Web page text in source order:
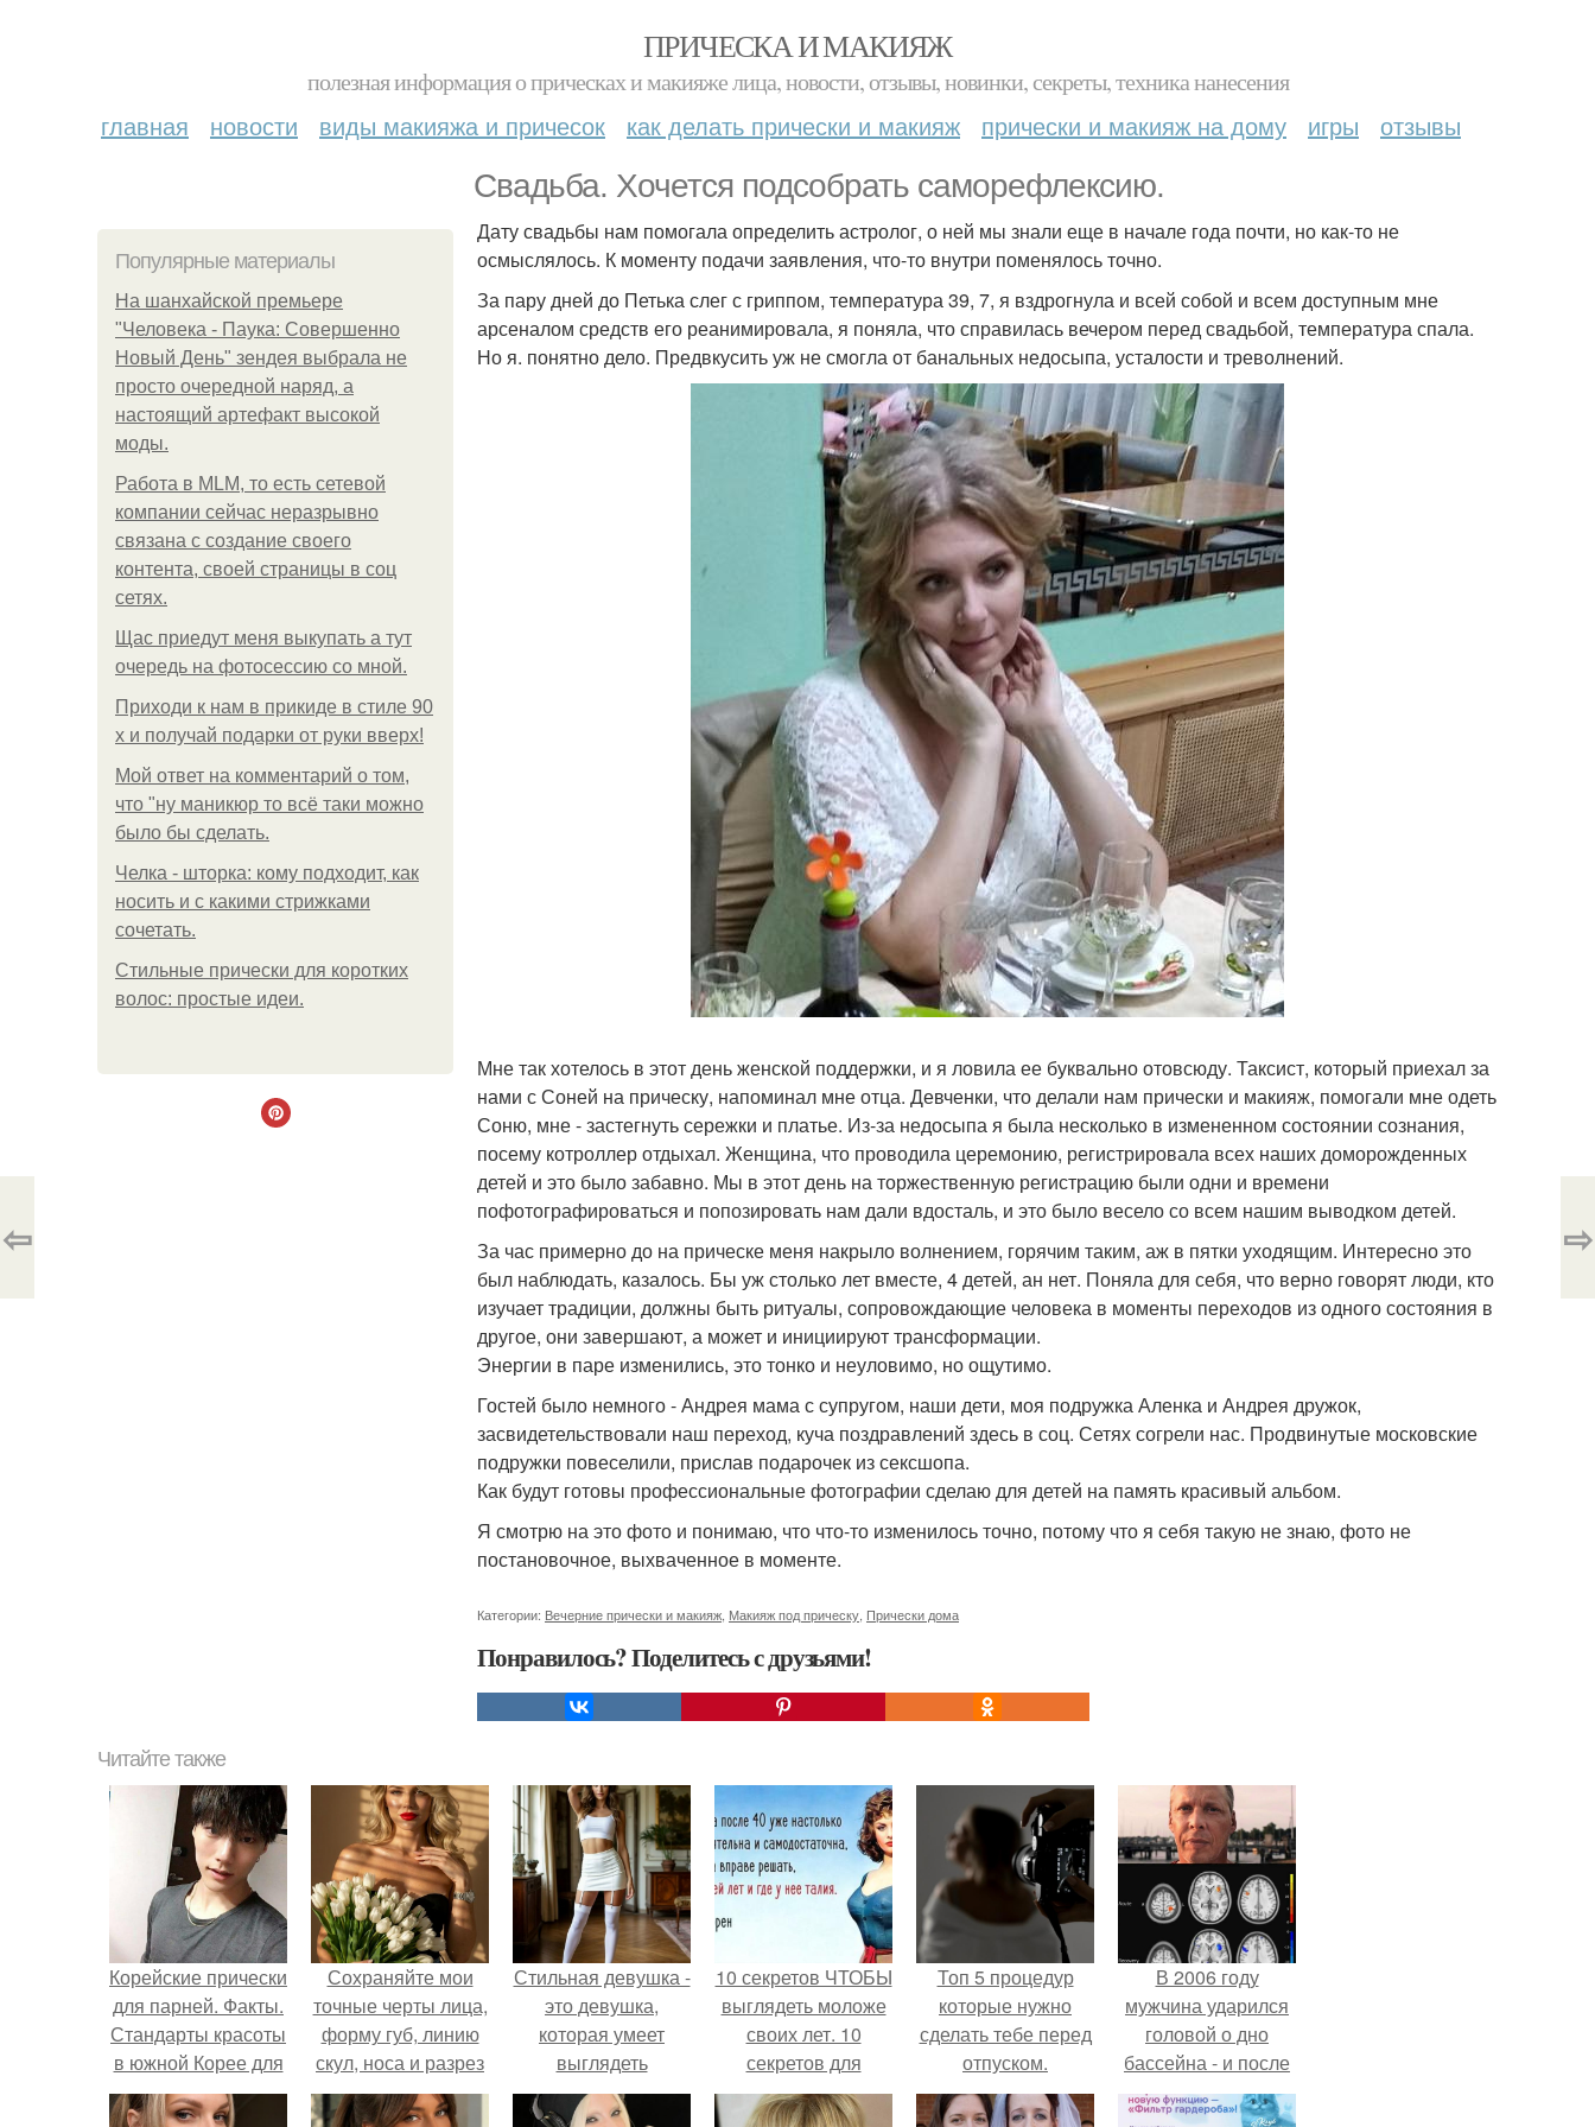
ПРИЧЕСКА И МАКИЯЖ
полезная информация о прическах и макияже лица, новости, отзывы, новинки, секреты, техника нанесения
главная новости виды макияжа и причесок как делать прически и макияж прически и макияж на дому игры отзывы
Свадьба. Хочется подсобрать саморефлексию.
Популярные материалы
На шанхайской премьере
"Человека - Паука: Совершенно
Новый День" зендея выбрала не
просто очередной наряд, а
настоящий артефакт высокой
моды.
Работа в MLM, то есть сетевой
компании сейчас неразрывно
связана с создание своего
контента, своей страницы в соц
сетях.
Щас приедут меня выкупать а тут
очередь на фотосессию со мной.
Приходи к нам в прикиде в стиле 90
х и получай подарки от руки вверх!
Мой ответ на комментарий о том,
что "ну маникюр то всё таки можно
было бы сделать.
Челка - шторка: кому подходит, как
носить и с какими стрижками
сочетать.
Стильные прически для коротких
волос: простые идеи.
Дату свадьбы нам помогала определить астролог, о ней мы знали еще в начале года почти, но как-то не
осмыслялось. К моменту подачи заявления, что-то внутри поменялось точно.
За пару дней до Петька слег с гриппом, температура 39, 7, я вздрогнула и всей собой и всем доступным мне
арсеналом средств его реанимировала, я поняла, что справилась вечером перед свадьбой, температура спала.
Но я. понятно дело. Предвкусить уж не смогла от банальных недосыпа, усталости и треволнений.
Мне так хотелось в этот день женской поддержки, и я ловила ее буквально отовсюду. Таксист, который приехал за
нами с Соней на прическу, напоминал мне отца. Девченки, что делали нам прически и макияж, помогали мне одеть
Соню, мне - застегнуть сережки и платье. Из-за недосыпа я была несколько в измененном состоянии сознания,
посему котроллер отдыхал. Женщина, что проводила церемонию, регистрировала всех наших доморожденных
детей и это было забавно. Мы в этот день на торжественную регистрацию были одни и времени
пофотографироваться и попозировать нам дали вдосталь, и это было весело со всем нашим выводком детей.
За час примерно до на прическе меня накрыло волнением, горячим таким, аж в пятки уходящим. Интересно это
был наблюдать, казалось. Бы уж столько лет вместе, 4 детей, ан нет. Поняла для себя, что верно говорят люди, кто
изучает традиции, должны быть ритуалы, сопровождающие человека в моменты переходов из одного состояния в
другое, они завершают, а может и инициируют трансформации.
Энергии в паре изменились, это тонко и неуловимо, но ощутимо.
Гостей было немного - Андрея мама с супругом, наши дети, моя подружка Аленка и Андрея дружок,
засвидетельствовали наш переход, куча поздравлений здесь в соц. Сетях согрели нас. Продвинутые московские
подружки повеселили, прислав подарочек из сексшопа.
Как будут готовы профессиональные фотографии сделаю для детей на память красивый альбом.
Я смотрю на это фото и понимаю, что что-то изменилось точно, потому что я себя такую не знаю, фото не
постановочное, выхваченное в моменте.
Категории: Вечерние прически и макияж Макияж под прическу Прически дома
Понравилось? Поделитесь с друзьями!
⇦ ⇨
Читайте также
Корейские прически
для парней. Факты.
Стандарты красоты
в южной Корее для
парней?
Сохраняйте мои
точные черты лица,
форму губ, линию
скул, носа и разрез
глаз.
Стильная девушка -
это девушка,
которая умеет
выглядеть
привлекательно и
элегантно в любои
10 секретов ЧТОБЫ
выглядеть моложе
своих лет. 10
секретов для
взрослых девочек,
о том, как
Топ 5 процедур
которые нужно
сделать тебе перед
отпуском.
В 2006 году
мужчина ударился
головой о дно
бассейна - и после
этого его жизнь
изменилась самым